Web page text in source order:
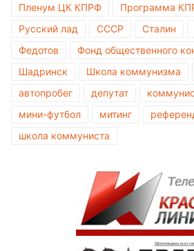
Пленум ЦК КПРФ
Программа
Русский лад
СССР Сталин
Федотов
Фонд общественного
Шадринск
Школа коммунизма
автопробег
депутат
мини-футбол
митинг
школа коммуниста